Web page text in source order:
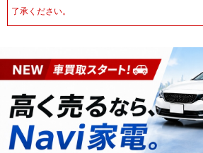
了承ください。